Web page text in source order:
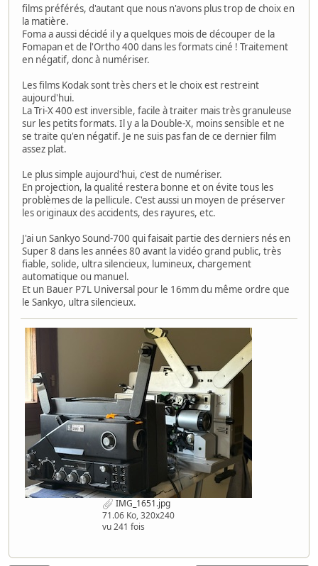
films préférés, d'autant que nous n'avons plus trop de choix en
la matière.
Foma a aussi décidé il y a quelques mois de découper de la
Fomapan et de l'Ortho 400 dans les formats ciné ! Traitement
en négatif, donc à numériser.
Les films Kodak sont très chers et le choix est restreint
aujourd'hui.
La Tri-X 400 est inversible, facile à traiter mais très granuleuse
sur les petits formats. Il y a la Double-X, moins sensible et ne
se traite qu'en négatif. Je ne suis pas fan de ce dernier film
assez plat.
Le plus simple aujourd'hui, c'est de numériser.
En projection, la qualité restera bonne et on évite tous les
problèmes de la pellicule. C'est aussi un moyen de préserver
les originaux des accidents, des rayures, etc.
J'ai un Sankyo Sound-700 qui faisait partie des derniers nés en
Super 8 dans les années 80 avant la vidéo grand public, très
fiable, solide, ultra silencieux, lumineux, chargement
automatique ou manuel.
Et un Bauer P7L Universal pour le 16mm du même ordre que
le Sankyo, ultra silencieux.
IMG_1651.jpg
71.06 Ko, 320x240
vu 241 fois